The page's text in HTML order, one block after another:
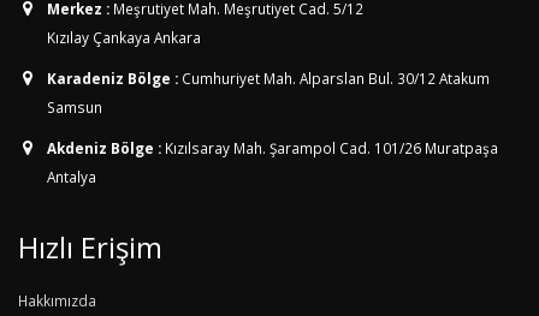
Merkez : Meşrutiyet Mah. Meşrutiyet Cad. 5/12
Kızılay Çankaya Ankara
Karadeniz Bölge : Cumhuriyet Mah. Alparslan Bul. 30/12 Atakum
Samsun
Akdeniz Bölge : Kızılsaray Mah. Şarampol Cad. 101/26 Muratpaşa
Antalya
Hızlı Erişim
Hakkımızda